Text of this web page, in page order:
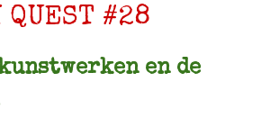
QUEST #28
en de